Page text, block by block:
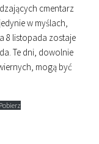
cmentarz
w myślach,
8 listopada zostaje
Te dni, dowolnie
mogą być
Pobierz